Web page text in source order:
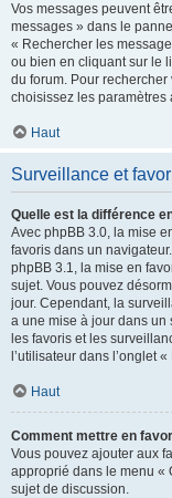
Vos messages peuvent
messages » dans le
« Rechercher les
ou bien en cliquant sur le
du forum. Pour
choisissez les paramètres
Haut
Surveillance et
Quelle est la différence
Avec phpBB 3.0, la mise
favoris dans un
phpBB 3.1, la mise en
sujet. Vous pouvez
jour. Cependant, la
a une mise à jour dans un
les favoris et les
l’utilisateur dans l’onglet
Haut
Comment mettre en
Vous pouvez ajouter aux
approprié dans le menu «
sujet de discussion.